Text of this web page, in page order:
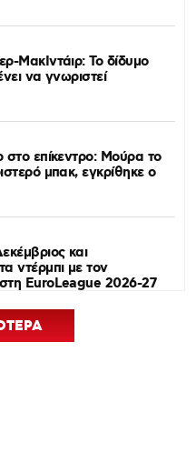
ΜακΙντάιρ: Το δίδυμο
να γνωριστεί
στο επίκεντρο: Μούρα το
μπακ, εγκρίθηκε ο
και
ντέρμπι με τον
EuroLeague 2026-27
Το ψηφιακό